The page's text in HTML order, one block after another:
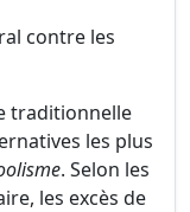
contre les
traditionnelle
les plus
. Selon les
les excès de